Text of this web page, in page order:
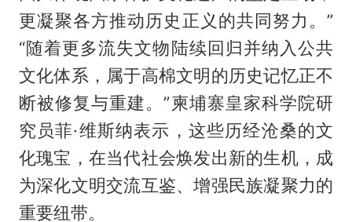
更凝聚各方推动历史正义的共同努力。”
“随着更多流失文物陆续回归并纳入公共
文化体系，属于高棉文明的历史记忆正不
断被修复与重建。”柬埔寨皇家科学院研
究员菲·维斯纳表示，这些历经沧桑的文
化瑰宝，在当代社会焕发出新的生机，成
为深化文明交流互鉴、增强民族凝聚力的
重要纽带。